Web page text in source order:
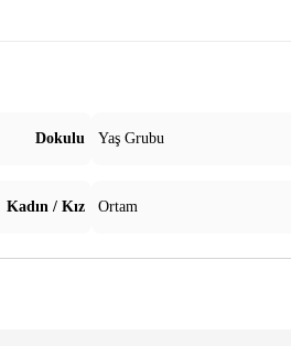
Dokulu Yaş Grubu
Kadın / Kız Ortam